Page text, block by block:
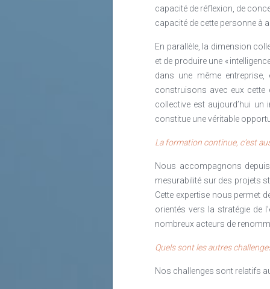
capacité de réflexion, de
capacité de cette personne à
En parallèle, la dimension
et de produire une «
dans une même
construisons avec eux cette
collective est aujourd’hui
constitue une véritable
La formation continue, c’est
Nous accompagnons
mesurabilité sur des projets
Cette expertise nous permet
orientés vers la stratégie de
nombreux acteurs de
Quels sont les autres
Nos challenges sont relatifs